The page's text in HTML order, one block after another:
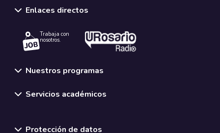
Enlaces directos
Trabaja con
nosotros.
Nuestros programas
Servicios académicos
Protección de datos